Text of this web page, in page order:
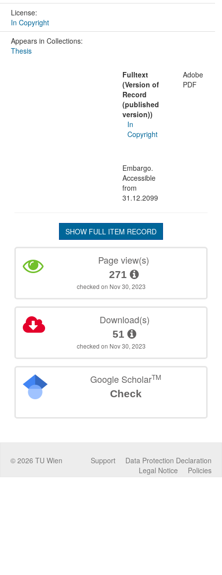
License:
In Copyright
Appears in Collections:
Thesis
Fulltext
(Version of
Record
(published
version))
Adobe
PDF
In
Copyright
Embargo.
Accessible
from
31.12.2099
SHOW FULL ITEM RECORD
Page view(s)
271
checked on Nov 30, 2023
Download(s)
51
checked on Nov 30, 2023
Google ScholarTM
Check
© 2026 TU Wien Data Protection Declaration
Support
Policies
Legal Notice